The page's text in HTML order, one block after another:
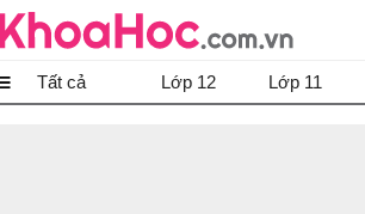
Tất cả Lớp 12 Lớp 11